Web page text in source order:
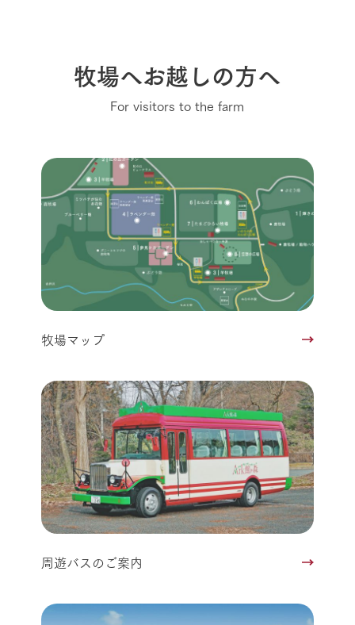
牧場へお越しの方へ
For visitors to the farm
牧場マップ
周遊バスのご案内